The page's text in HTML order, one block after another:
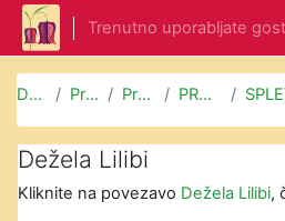
Preskoči na glavno vsebino
Trenutno uporabljate
Domov Predmeti Prosti čas PROSTI ČAS
Dežela Lilibi
Kliknite na povezavo Dežela Lilibi,